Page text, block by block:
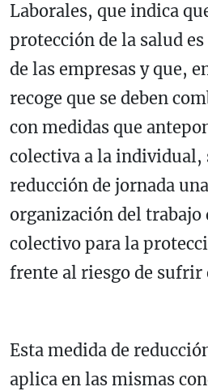
Laborales, que indica
protección de la salud
de las empresas y que,
recoge que se deben
con medidas que
colectiva a la individual,
reducción de jornada
organización del trabajo
colectivo para la
frente al riesgo de sufrir
Esta medida de
aplica en las mismas